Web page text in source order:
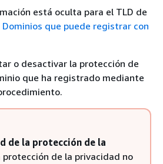
está oculta para el TLD de
Dominios que puede registrar con
o desactivar la protección de
que ha registrado mediante
de la protección de la
protección de la privacidad no